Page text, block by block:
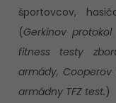
športovcov,
(Gerkinov
fitness testy
armády, Cooperov
armádny TFZ test.)